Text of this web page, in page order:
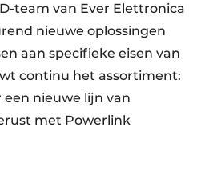
team van Ever Elettronica
nieuwe oplossingen
aan specifieke eisen van
continu het assortiment:
nieuwe lijn van
met Powerlink